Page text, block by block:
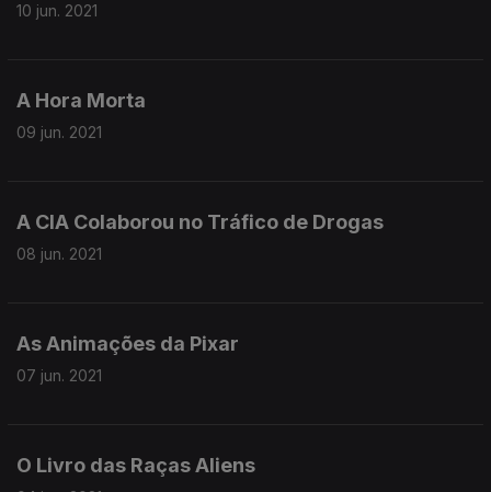
10 jun. 2021
A Hora Morta
09 jun. 2021
A CIA Colaborou no Tráfico de Drogas
08 jun. 2021
As Animações da Pixar
07 jun. 2021
O Livro das Raças Aliens